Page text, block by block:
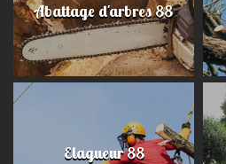
Abattage d'arbres 88
Elagueur 88